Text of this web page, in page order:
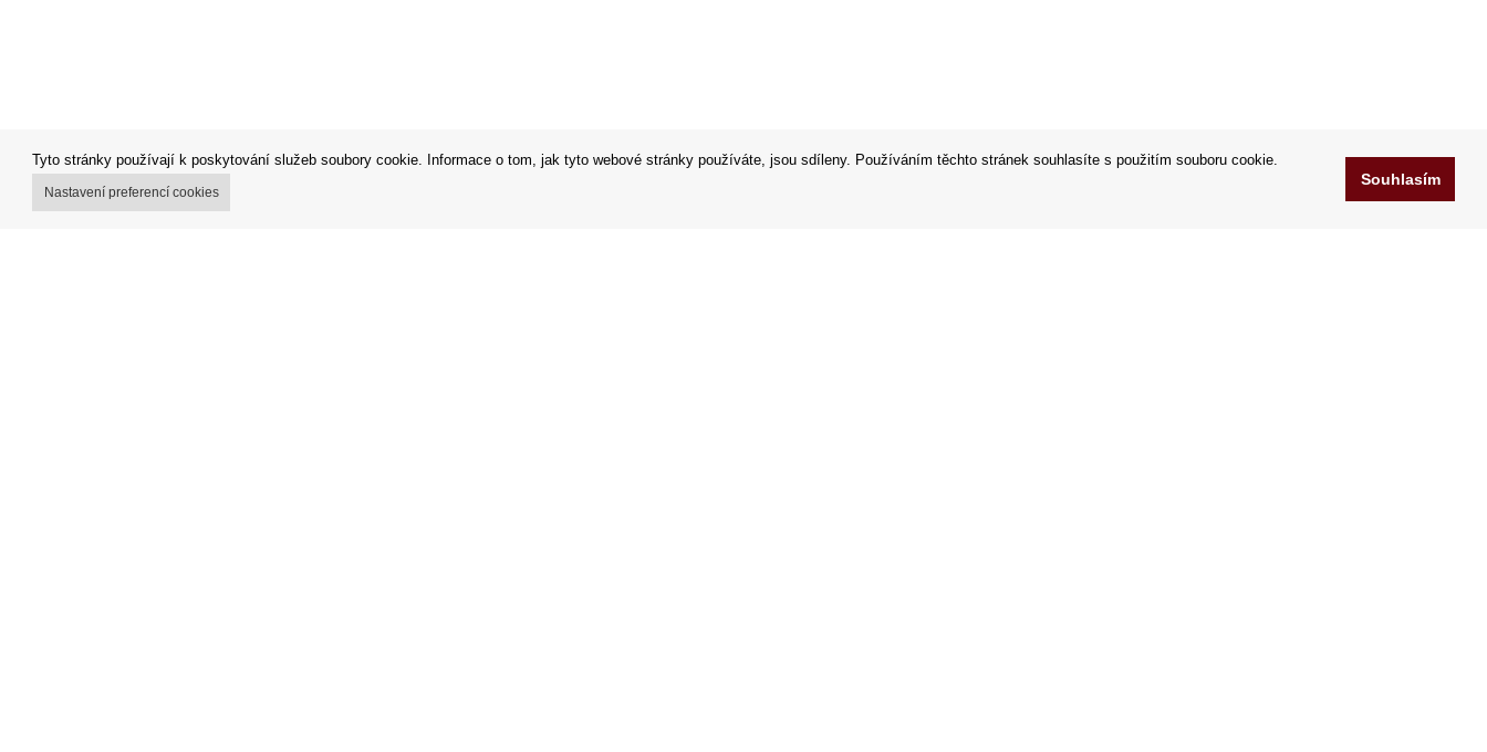
Tyto stránky používají k poskytování služeb soubory cookie. Informace o tom, jak tyto webové stránky používáte, jsou sdíleny. Používáním těchto stránek souhlasíte s použitím souboru cookie.
Nastavení preferencí cookies
Souhlasím